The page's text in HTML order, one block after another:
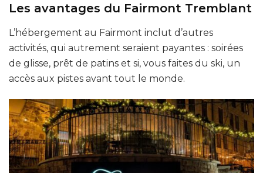
Les avantages du Fairmont Tremblant
L’hébergement au Fairmont inclut d’autres
activités, qui autrement seraient payantes : soirées
de glisse, prêt de patins et si, vous faites du ski, un
accès aux pistes avant tout le monde.